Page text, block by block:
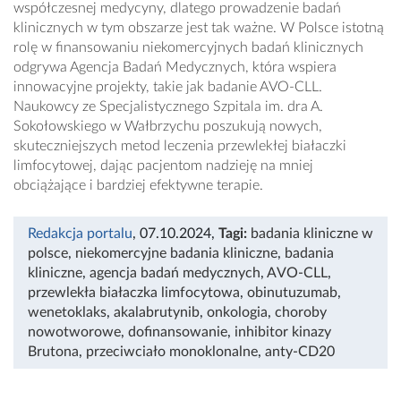
współczesnej medycyny, dlatego prowadzenie badań
klinicznych w tym obszarze jest tak ważne. W Polsce istotną
rolę w finansowaniu niekomercyjnych badań klinicznych
odgrywa Agencja Badań Medycznych, która wspiera
innowacyjne projekty, takie jak badanie AVO-CLL.
Naukowcy ze Specjalistycznego Szpitala im. dra A.
Sokołowskiego w Wałbrzychu poszukują nowych,
skuteczniejszych metod leczenia przewlekłej białaczki
limfocytowej, dając pacjentom nadzieję na mniej
obciążające i bardziej efektywne terapie.
Redakcja portalu, 07.10.2024, Tagi: badania kliniczne w
polsce, niekomercyjne badania kliniczne, badania
kliniczne, agencja badań medycznych, AVO-CLL,
przewlekła białaczka limfocytowa, obinutuzumab,
wenetoklaks, akalabrutynib, onkologia, choroby
nowotworowe, dofinansowanie, inhibitor kinazy
Brutona, przeciwciało monoklonalne, anty-CD20